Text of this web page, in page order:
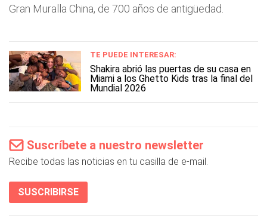
Gran Muralla China, de 700 años de antigüedad.
TE PUEDE INTERESAR:
Shakira abrió las puertas de su casa en
Miami a los Ghetto Kids tras la final del
Mundial 2026
Suscríbete a nuestro newsletter
Recibe todas las noticias en tu casilla de e-mail.
SUSCRIBIRSE